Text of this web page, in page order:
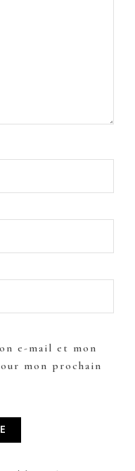
e-mail et mon
mon prochain